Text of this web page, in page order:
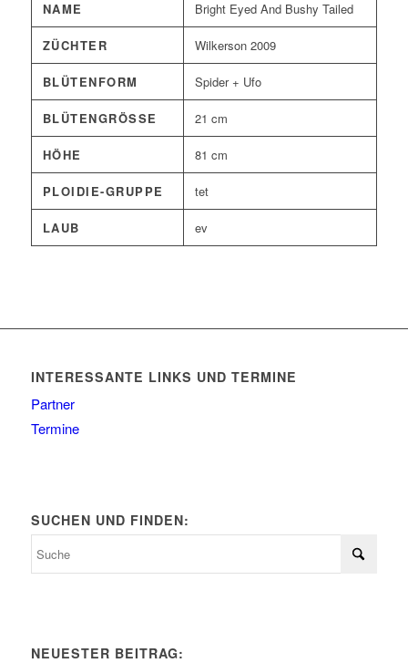
NAME Bright Eyed And Bushy Tailed
ZÜCHTER Wilkerson 2009
BLÜTENFORM Spider + Ufo
BLÜTENGRÖSSE 21 cm
HÖHE 81 cm
PLOIDIE-GRUPPE tet
LAUB ev
INTERESSANTE LINKS UND TERMINE
Partner
Termine
SUCHEN UND FINDEN:
NEUESTER BEITRAG: